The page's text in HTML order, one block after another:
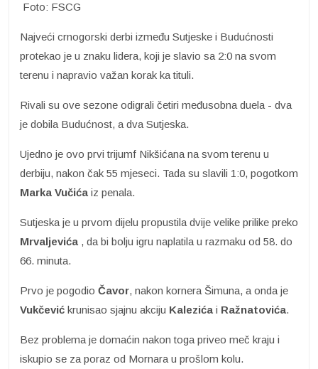
Foto: FSCG
Najveći crnogorski derbi između Sutjeske i Budućnosti
protekao je u znaku lidera, koji je slavio sa 2:0 na svom
terenu i napravio važan korak ka tituli.
Rivali su ove sezone odigrali četiri međusobna duela - dva
je dobila Budućnost, a dva Sutjeska.
Ujedno je ovo prvi trijumf Nikšićana na svom terenu u
derbiju, nakon čak 55 mjeseci. Tada su slavili 1:0, pogotkom
Marka Vučića iz penala.
Sutjeska je u prvom dijelu propustila dvije velike prilike preko
Mrvaljevića , da bi bolju igru naplatila u razmaku od 58. do
66. minuta.
Prvo je pogodio Čavor, nakon kornera Šimuna, a onda je
Vukčević krunisao sjajnu akciju Kalezića i Ražnatovića.
Bez problema je domaćin nakon toga priveo meč kraju i
iskupio se za poraz od Mornara u prošlom kolu.